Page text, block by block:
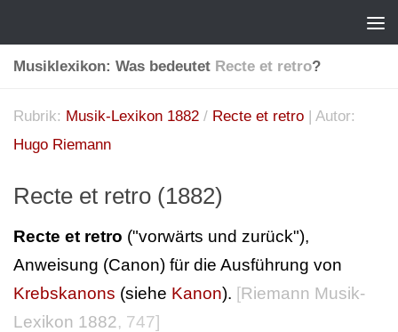
Musiklexikon: Was bedeutet Recte et retro?
Rubrik: Musik-Lexikon 1882 / Recte et retro | Autor:
Hugo Riemann
Recte et retro (1882)
Recte et retro ("vorwärts und zurück"),
Anweisung (Canon) für die Ausführung von
Krebskanons (siehe Kanon). [Riemann Musik-
Lexikon 1882, 747]